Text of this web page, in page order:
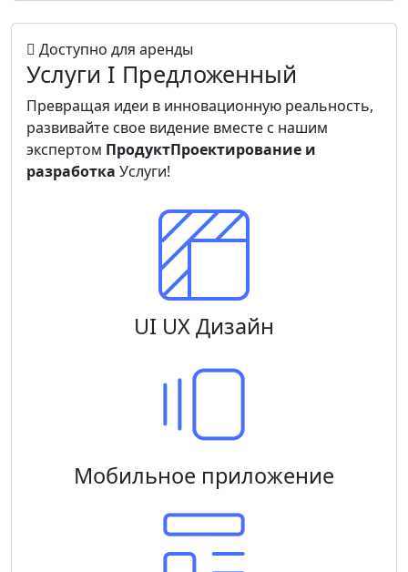
Доступно для аренды
Услуги I Предложенный
Превращая идеи в инновационную реальность,
развивайте свое видение вместе с нашим
экспертом ПродуктПроектирование и
разработка Услуги!
UI UX Дизайн
Мобильное приложение